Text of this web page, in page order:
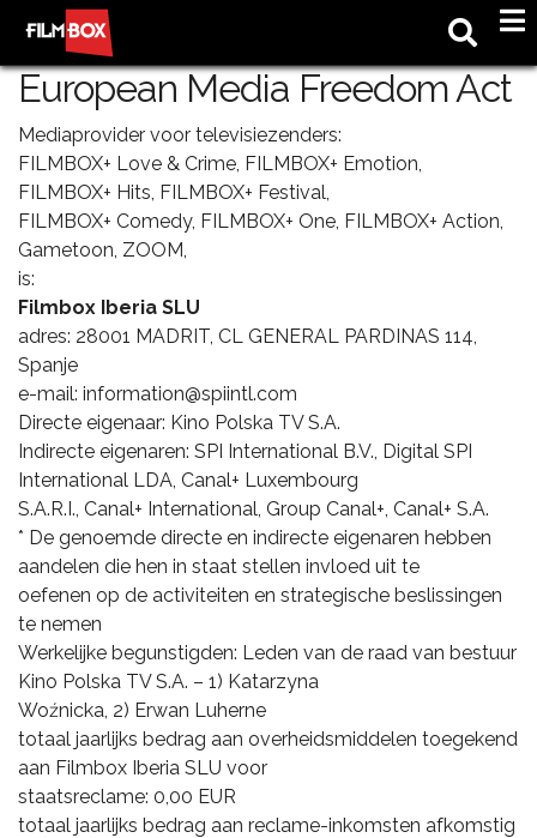
European Media Freedom Act
Mediaprovider voor televisiezenders:
FILMBOX+ Love & Crime, FILMBOX+ Emotion,
FILMBOX+ Hits, FILMBOX+ Festival,
FILMBOX+ Comedy, FILMBOX+ One, FILMBOX+ Action,
Gametoon, ZOOM,
is:
Filmbox Iberia SLU
adres: 28001 MADRIT, CL GENERAL PARDINAS 114,
Spanje
e-mail: information@spiintl.com
Directe eigenaar: Kino Polska TV S.A.
Indirecte eigenaren: SPI International B.V., Digital SPI
International LDA, Canal+ Luxembourg
S.A.R.I., Canal+ International, Group Canal+, Canal+ S.A.
* De genoemde directe en indirecte eigenaren hebben
aandelen die hen in staat stellen invloed uit te
oefenen op de activiteiten en strategische beslissingen
te nemen
Werkelijke begunstigden: Leden van de raad van bestuur
Kino Polska TV S.A. – 1) Katarzyna
Woźnicka, 2) Erwan Luherne
totaal jaarlijks bedrag aan overheidsmiddelen toegekend
aan Filmbox Iberia SLU voor
staatsreclame: 0,00 EUR
totaal jaarlijks bedrag aan reclame-inkomsten afkomstig